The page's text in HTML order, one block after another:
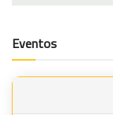
Eventos